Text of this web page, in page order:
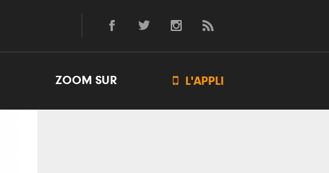
ZOOM SUR  L'APPLI